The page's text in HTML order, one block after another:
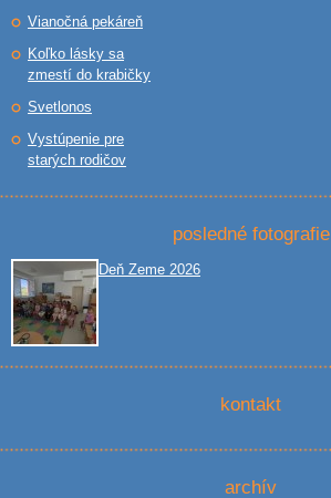
Vianočná pekáreň
Koľko lásky sa
zmestí do krabičky
Svetlonos
Vystúpenie pre
starých rodičov
posledné fotografie
Deň Zeme 2026
kontakt
archív